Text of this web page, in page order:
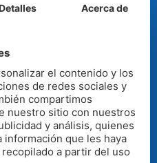
nuestros trabajos,
Acerca de
el contenido y los
de redes sociales y
compartimos
nuestro sitio con nuestros
y análisis, quienes
información que les haya
a partir del uso